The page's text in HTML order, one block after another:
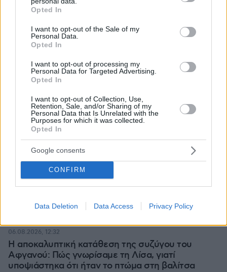
grant or deny consent to Google and its third-party tags to
use your data for below specified purposes in below Google
consent section.
Opted In
I want to opt-out of the Sale of my
Personal Data.
Opted In
I want to opt-out of processing my
Personal Data for Targeted Advertising.
Opted In
I want to opt-out of Collection, Use,
Retention, Sale, and/or Sharing of my
Personal Data that Is Unrelated with the
Purposes for which it was collected.
Opted In
Google consents
CONFIRM
Data Deletion Data Access Privacy Policy
Η αποκαλυπτική κατάθεση της συζύγου του
Αφγανού: Πώς γνωρίσαμε τη Λίσα, γιατί
υποψιάστηκα ότι ήταν το πτώμα στη βαλίτσα
06.08.2026, 12:32